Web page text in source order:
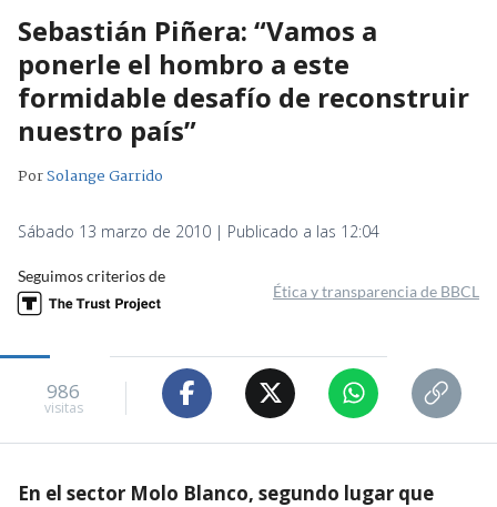
Sebastián Piñera: “Vamos a
ponerle el hombro a este
formidable desafío de reconstruir
nuestro país”
PorSolange Garrido
Sábado 13 marzo de 2010 | Publicado a las 12:04
Seguimos criterios de
Ética y transparencia de BBCL
986
visitas
En el sector Molo Blanco, segundo lugar que